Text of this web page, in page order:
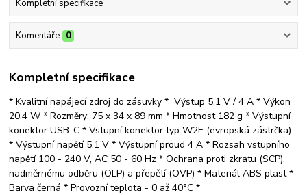
Kompletní specifikace
Komentáře 0
Kompletní specifikace
* Kvalitní napájecí zdroj do zásuvky * Výstup 5.1 V / 4 A * Výkon
20.4 W * Rozměry: 75 x 34 x 89 mm * Hmotnost 182 g * Výstupní
konektor USB-C * Vstupní konektor typ W2E (evropská zástrčka)
* Výstupní napětí 5.1 V * Výstupní proud 4 A * Rozsah vstupního
napětí 100 - 240 V, AC 50 - 60 Hz * Ochrana proti zkratu (SCP),
nadměrnému odběru (OLP) a přepětí (OVP) * Materiál ABS plast *
Barva černá * Provozní teplota - 0 až 40°C *